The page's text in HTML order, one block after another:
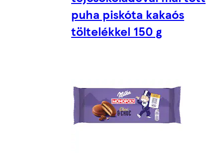
puha piskóta kakaós
töltelékkel 150 g